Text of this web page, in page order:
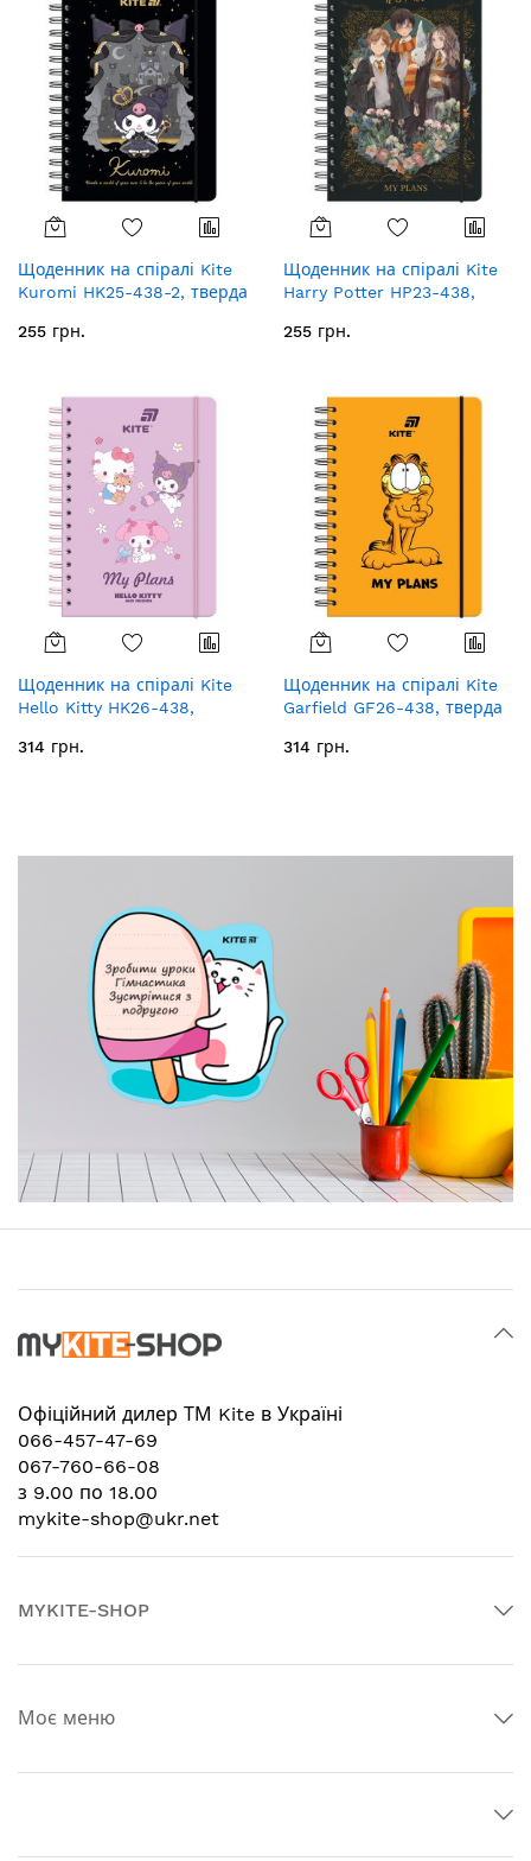
Щоденник на спіралі Kite
Kuromi HK25-438-2, тверда
255 грн.
Щоденник на спіралі Kite
Harry Potter HP23-438,
255 грн.
Щоденник на спіралі Kite
Hello Kitty HK26-438,
314 грн.
Щоденник на спіралі Kite
Garfield GF26-438, тверда
314 грн.
Офіційний дилер ТМ Kite в Україні
066-457-47-69
067-760-66-08
з 9.00 по 18.00
mykite-shop@ukr.net
MYKITE-SHOP
Моє меню